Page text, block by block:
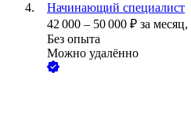
Начинающий специалист
42 000 – 50 000 ₽ за месяц,
Без опыта
Можно удалённо